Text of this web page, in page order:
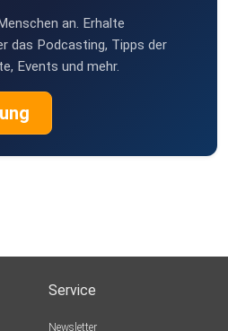
an. Erhalte
das Podcasting, Tipps der
Events und mehr.
Service
Newsletter